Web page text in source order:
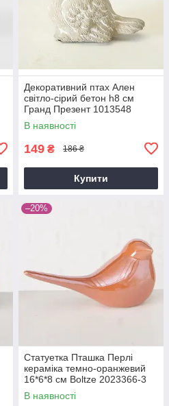
Декоративний птах Ален
світло-сірий бетон h8 см
Гранд Презент 1013548
В наявності
149 ₴ 186 ₴
Купити
–20%
Статуетка Пташка Перлі
кераміка темно-оранжевий
16*6*8 см Boltze 2023366-3
В наявності